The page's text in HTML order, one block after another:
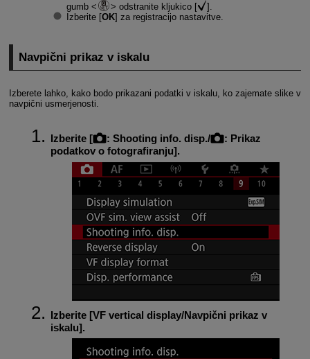
gumb
odstranite kljukico [
].
Izberite [OK] za registracijo nastavitve.
Navpični prikaz v iskalu
Izberete lahko, kako bodo prikazani podatki v iskalu, ko zajemate slike v
navpični usmerjenosti.
Izberite [ : Shooting info. disp./ : Prikaz
podatkov o fotografiranju].
Izberite [VF vertical display/Navpični prikaz v
iskalu].